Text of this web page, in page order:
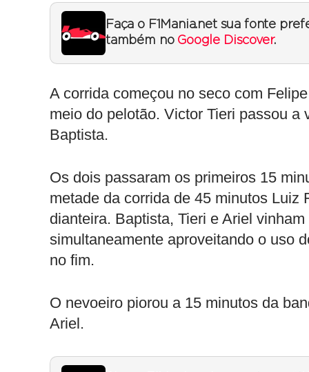
Faça o F1Mania.net sua fonte
também no Google Discover.
A corrida começou no seco com
meio do pelotão. Victor Tieri passou
Baptista.
Os dois passaram os primeiros 15
metade da corrida de 45 minutos Luiz
dianteira. Baptista, Tieri e Ariel
simultaneamente aproveitando o uso
no fim.
O nevoeiro piorou a 15 minutos da
Ariel.